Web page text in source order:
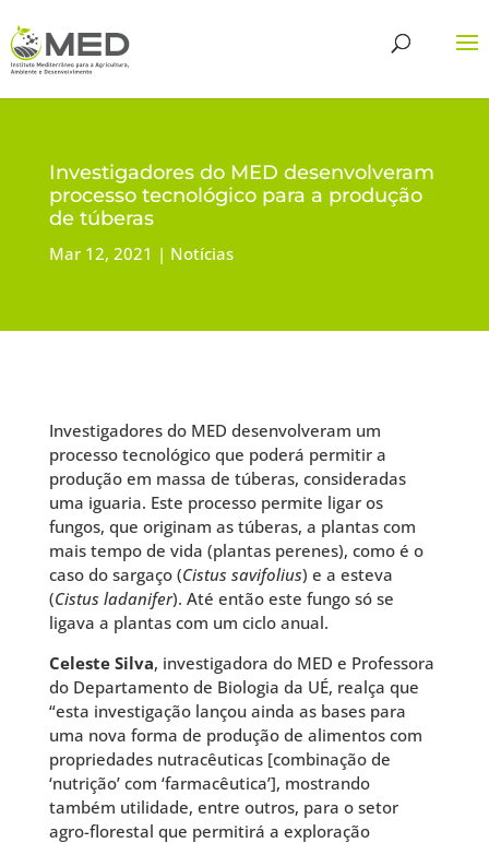
Investigadores do MED desenvolveram
processo tecnológico para a produção
de túberas
Mar 12, 2021 Notícias
Investigadores do MED desenvolveram um
processo tecnológico que poderá permitir a
produção em massa de túberas, consideradas
uma iguaria. Este processo permite ligar os
fungos, que originam as túberas, a plantas com
mais tempo de vida (plantas perenes), como é o
caso do sargaço (Cistus savifolius) e a esteva
(Cistus ladanifer). Até então este fungo só se
ligava a plantas com um ciclo anual.
Celeste Silva, investigadora do MED e Professora
do Departamento de Biologia da UÉ, realça que
“esta investigação lançou ainda as bases para
uma nova forma de produção de alimentos com
propriedades nutracêuticas [combinação de
‘nutrição’ com ‘farmacêutica’], mostrando
também utilidade, entre outros, para o setor
agro-florestal que permitirá a exploração